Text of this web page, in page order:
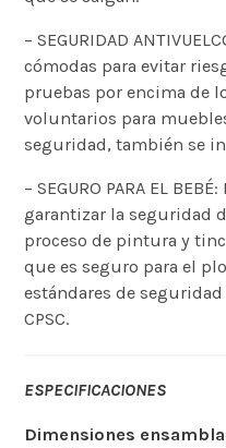
– SEGURIDAD
cómodas para evitar
pruebas por encima de
voluntarios para
seguridad, también se
– SEGURO PARA EL
garantizar la seguridad
proceso de pintura y
que es seguro para el
estándares de
CPSC.
ESPECIFICACIONES
Dimensiones